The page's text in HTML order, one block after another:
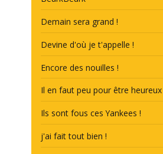
Demain sera grand !
Devine d'où je t'appelle !
Encore des nouilles !
Il en faut peu pour être heureux
Ils sont fous ces Yankees !
j'ai fait tout bien !